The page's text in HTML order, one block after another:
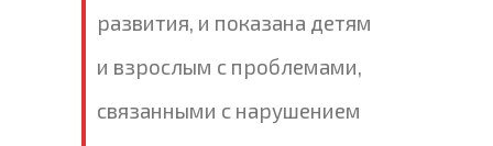
развития, и показана детям
и взрослым с проблемами,
связанными с нарушением